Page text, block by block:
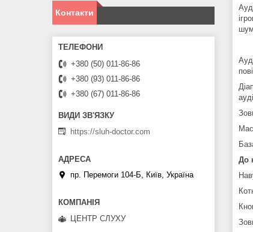
До
Контакти
+380 (50) 011-86-86
+380 (93) 011-86-86
+380 (67) 011-86-86
https://sluh-doctor.com
пр. Перемоги 104-Б, Київ, Україна
ЦЕНТР СЛУХУ